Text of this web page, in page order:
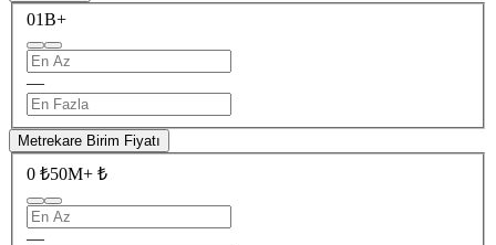
01B+
—
Metrekare Birim Fiyatı
0 ₺50M+ ₺
—